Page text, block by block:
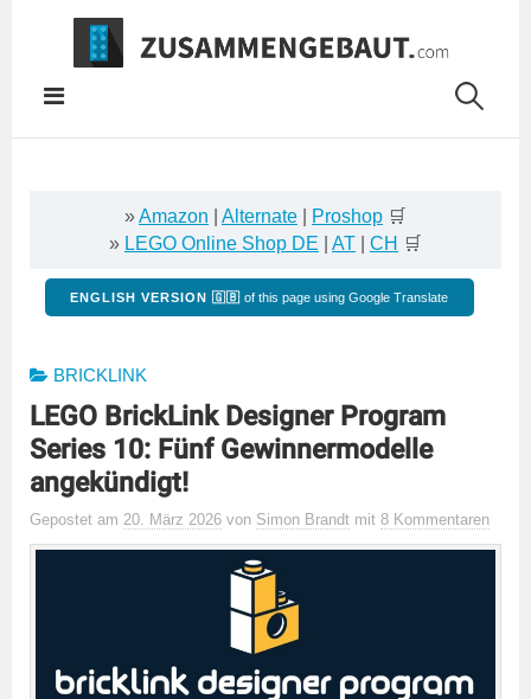
Springe
Inhalt
»Amazon Alternate Proshop 🛒
» LEGO Online Shop DE AT CH 🛒
ENGLISH VERSION 🇬🇧 of this page using Google Translate
BRICKLINK
LEGO BrickLink Designer Program
Series 10: Fünf Gewinnermodelle
angekündigt!
Gepostet am 20. März 2026 von Simon Brandt mit 8 Kommentaren